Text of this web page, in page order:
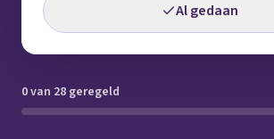
Al gedaan
0 van 28 geregeld